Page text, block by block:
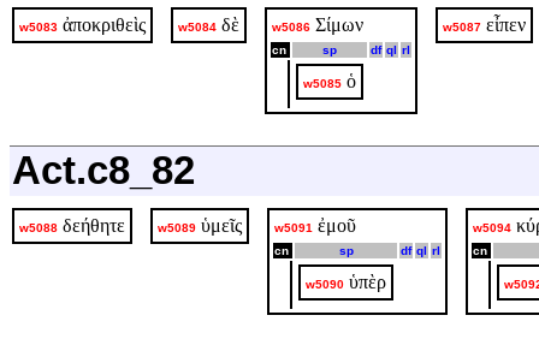
w5083 ἀποκριθεὶς w5084 δὲ w5086 Σίμων
cn sp df ql rl
w5085 ὁ
w5087 εἶπεν
Act.c8_82
w5088 δεήθητε w5089 ὑμεῖς w5091 ἐμοῦ
cn sp df ql rl
w5090 ὑπὲρ
w5094
cn